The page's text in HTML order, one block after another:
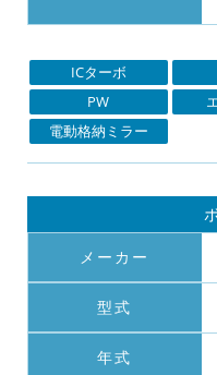
ICターボ
PW
電動格納ミラー
メーカー
型式
年式